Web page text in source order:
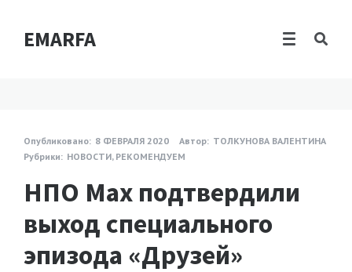
EMARFA
Опубликовано: 8 ФЕВРАЛЯ 2020 Автор: ТОЛКУНОВА ВАЛЕНТИНА
Рубрики: НОВОСТИ, РЕКОМЕНДУЕМ
НПО Мах подтвердили
выход специального
эпизода «Друзей»